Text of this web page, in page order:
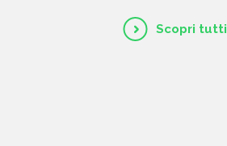
Scopri tutti